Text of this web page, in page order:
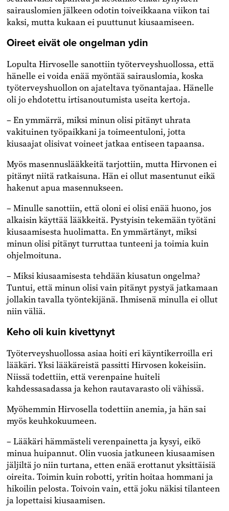
sairauslomien jälkeen odotin toiveikkaana viikon tai
kaksi, mutta kukaan ei puuttunut kiusaamiseen.
Oireet eivät ole ongelman ydin
Lopulta Hirvoselle sanottiin työterveyshuollossa, että
hänelle ei voida enää myöntää sairauslomia, koska
työterveyshuollon on ajateltava työnantajaa. Hänelle
oli jo ehdotettu irtisanoutumista useita kertoja.
– En ymmärrä, miksi minun olisi pitänyt uhrata
vakituinen työpaikkani ja toimeentuloni, jotta
kiusaajat olisivat voineet jatkaa entiseen tapaansa.
Myös masennuslääkkeitä tarjottiin, mutta Hirvonen ei
pitänyt niitä ratkaisuna. Hän ei ollut masentunut eikä
hakenut apua masennukseen.
– Minulle sanottiin, että oloni ei olisi enää huono, jos
alkaisin käyttää lääkkeitä. Pystyisin tekemään työtäni
kiusaamisesta huolimatta. En ymmärtänyt, miksi
minun olisi pitänyt turruttaa tunteeni ja toimia kuin
ohjelmoituna.
– Miksi kiusaamisesta tehdään kiusatun ongelma?
Tuntui, että minun olisi vain pitänyt pystyä jatkamaan
jollakin tavalla työntekijänä. Ihmisenä minulla ei ollut
niin väliä.
Keho oli kuin kivettynyt
Työterveyshuollossa asiaa hoiti eri käyntikerroilla eri
lääkäri. Yksi lääkäreistä passitti Hirvosen kokeisiin.
Niissä todettiin, että verenpaine huiteli
kahdessasadassa ja kehon rautavarasto oli vähissä.
Myöhemmin Hirvosella todettiin anemia, ja hän sai
myös keuhkokuumeen.
– Lääkäri hämmästeli verenpainetta ja kysyi, eikö
minua huipannut. Olin vuosia jatkuneen kiusaamisen
jäljiltä jo niin turtana, etten enää erottanut yksittäisiä
oireita. Toimin kuin robotti, yritin hoitaa hommani ja
hikoilin pelosta. Toivoin vain, että joku näkisi tilanteen
ja lopettaisi kiusaamisen.